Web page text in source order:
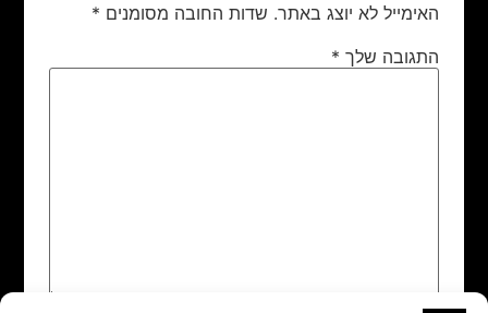
האימייל לא יוצג באתר. שדות החובה מסומנים *
התגובה שלך *